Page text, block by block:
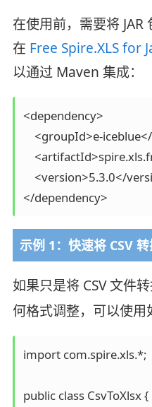
在使用前，需要将 JAR
在 Free Spire.XLS for
以通过 Maven 集成：
<dependency>
<groupId>e-
<version>5.3.0</
</dependency>
示例 1：快速将 CSV
如果只是将 CSV 文件
何格式调整，可以使用
import com.spire.xls.*;
public class CsvToXlsx {